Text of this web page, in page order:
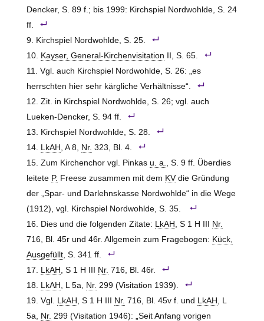
Dencker, S. 89 f.; bis 1999: Kirchspiel Nordwohlde, S. 24
ff.
Kirchspiel Nordwohlde, S. 25.
Kayser, General-Kirchenvisitation II, S. 65.
Vgl. auch Kirchspiel Nordwohlde, S. 26: „es
herrschten hier sehr kärgliche Verhältnisse“.
Zit. in Kirchspiel Nordwohlde, S. 26; vgl. auch
Lueken-Dencker, S. 94 ff.
Kirchspiel Nordwohlde, S. 28.
LkAH , A 8, Nr. 323, Bl. 4.
Zum Kirchenchor vgl. Pinkas u. a.
, S. 9 ff. Überdies
leitete P. Freese zusammen mit dem KVdie Gründung
der „Spar- und Darlehnskasse Nordwohlde“ in die Wege
(1912), vgl. Kirchspiel Nordwohlde, S. 35.
Dies und die folgenden Zitate:
LkAH , S 1 H III
Nr.
716, Bl. 45r und 46r. Allgemein zum Fragebogen: Kück,
Ausgefüllt, S. 341 ff.
LkAH
, S 1 H III Nr. 716, Bl. 46r.
LkAH
, L 5a, Nr. 299 (Visitation 1939).
Vgl.
LkAH , S 1 H III Nr. 716, Bl. 45v f. und LkAH
5a,
Nr. 299 (Visitation 1946): „Seit Anfang vorigen